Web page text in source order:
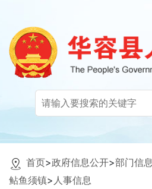
首页>政府信息公开>部门信
鲇鱼须镇> 人事信息